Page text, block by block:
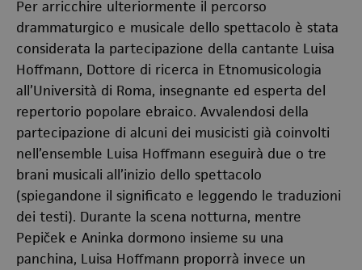
Per arricchire ulteriormente il percorso
drammaturgico e musicale dello spettacolo è stata
considerata la partecipazione della cantante Luisa
Hoffmann, Dottore di ricerca in Etnomusicologia
all’Università di Roma, insegnante ed esperta del
repertorio popolare ebraico. Avvalendosi della
partecipazione di alcuni dei musicisti già coinvolti
nell’ensemble Luisa Hoffmann eseguirà due o tre
brani musicali all’inizio dello spettacolo
(spiegandone il significato e leggendo le traduzioni
dei testi). Durante la scena notturna, mentre
Pepiček e Aninka dormono insieme su una
panchina, Luisa Hoffmann proporrà invece un